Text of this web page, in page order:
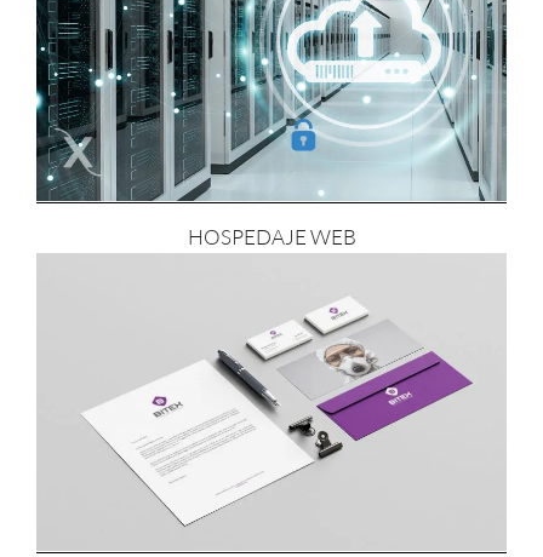
HOSPEDAJE WEB